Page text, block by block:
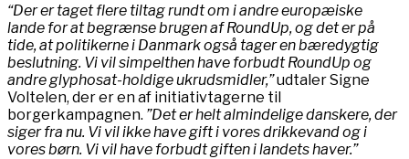
“Der er taget flere tiltag rundt om i andre europæiske
lande for at begrænse brugen af RoundUp, og det er på
tide, at politikerne i Danmark også tager en bæredygtig
beslutning. Vi vil simpelthen have forbudt RoundUp og
andre glyphosat-holdige ukrudsmidler,”udtaler Signe
Voltelen, der er en af initiativtagerne til
borgerkampagnen. ”Det er helt almindelige danskere, der
siger fra nu. Vi vil ikke have gift i vores drikkevand og i
vores børn. Vi vil have forbudt giften i landets haver.”